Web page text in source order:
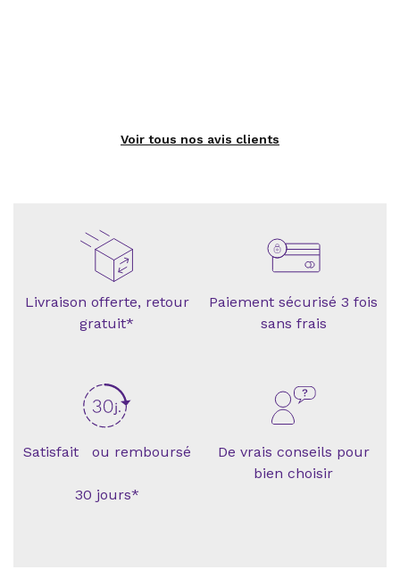
Voir tous nos avis clients
Livraison offerte, retour
gratuit*
Paiement sécurisé 3 fois
sans frais
Satisfait ou remboursé
30 jours*
De vrais conseils pour
bien choisir